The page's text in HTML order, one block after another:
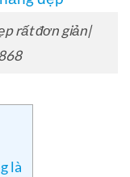
rất đơn giản|
là